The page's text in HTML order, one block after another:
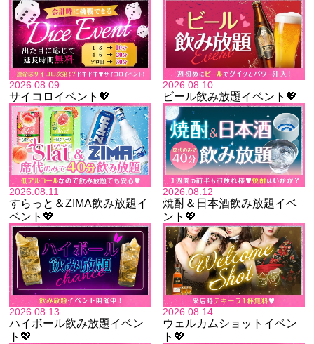
2026.08.09
サイコロイベント💖
2026.08.10
ビール飲み放題イベント💖
2026.08.11
すらっと＆ZIMA飲み放題イ
ベント💖
2026.08.12
焼酎＆日本酒飲み放題イベ
ント💖
2026.08.13
ハイボール飲み放題イベン
ト💖
2026.08.14
ウェルカムショットイベン
ト💖